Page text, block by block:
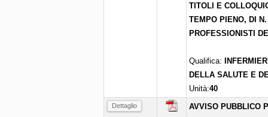
TITOLI E
TEMPO PIENO, DI
PROFESSIONISTI
Qualifica:
DELLA SALUTE E
Unità:40
Dettaglio
AVVISO PUBBLICO